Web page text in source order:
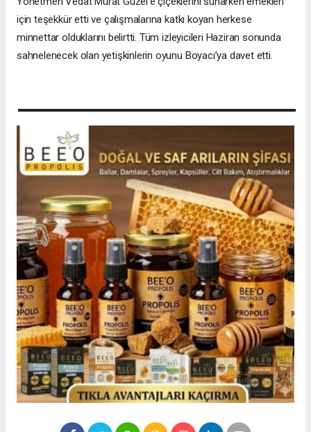
için teşekkür etti ve çalışmalarına katkı koyan herkese
minnettar olduklarını belirtti. Tüm izleyicileri Haziran sonunda
sahnelenecek olan yetişkinlerin oyunu Boyacı’ya davet etti.